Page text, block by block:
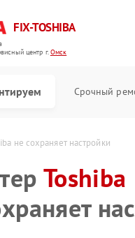
FIX-TOSHIBA
центр г.Омск
Срочный
не сохраняет настройки
Toshiba